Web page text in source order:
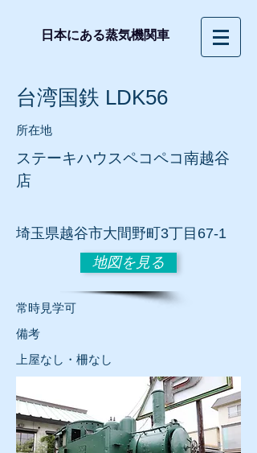
日本にある蒸気機関車
台湾国鉄 LDK56
所在地
ステーキハウスペコペコ南越谷
店
​埼玉県越谷市大間野町3丁目67-1
地図を見る
常時見学可
​備考
上屋なし・柵なし